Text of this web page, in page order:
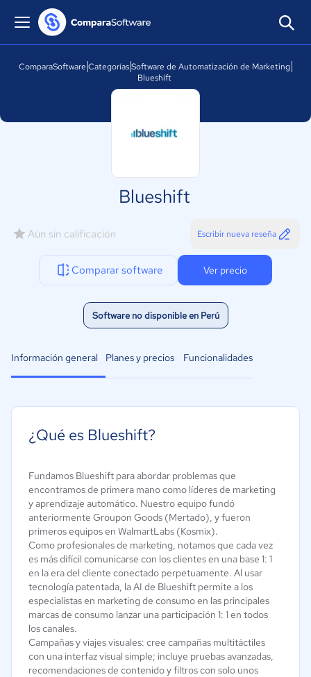
ComparaSoftware CategoríasSoftware de Automatización de Marketing
Blueshift
Blueshift
Aún sin calificación Escribir nueva reseña
Comparar software Ver precio
Software no disponible en Perú
Información general Planes y precios Funcionalidades
¿Qué es Blueshift?
Fundamos Blueshift para abordar problemas que
encontramos de primera mano como líderes de marketing
y aprendizaje automático. Nuestro equipo fundó
anteriormente Groupon Goods (Mertado), y fueron
primeros equipos en WalmartLabs (Kosmix).
Como profesionales de marketing, notamos que cada vez
es más difícil comunicarse con los clientes en una base 1: 1
en la era del cliente conectado perpetuamente. Al usar
tecnología patentada, la AI de Blueshift permite a los
especialistas en marketing de consumo en las principales
marcas de consumo lanzar una participación 1: 1 en todos
los canales.
Campañas y viajes visuales: cree campañas multitáctiles
con una interfaz visual simple; incluye pruebas avanzadas,
recomendaciones de contenido y filtros con solo unos